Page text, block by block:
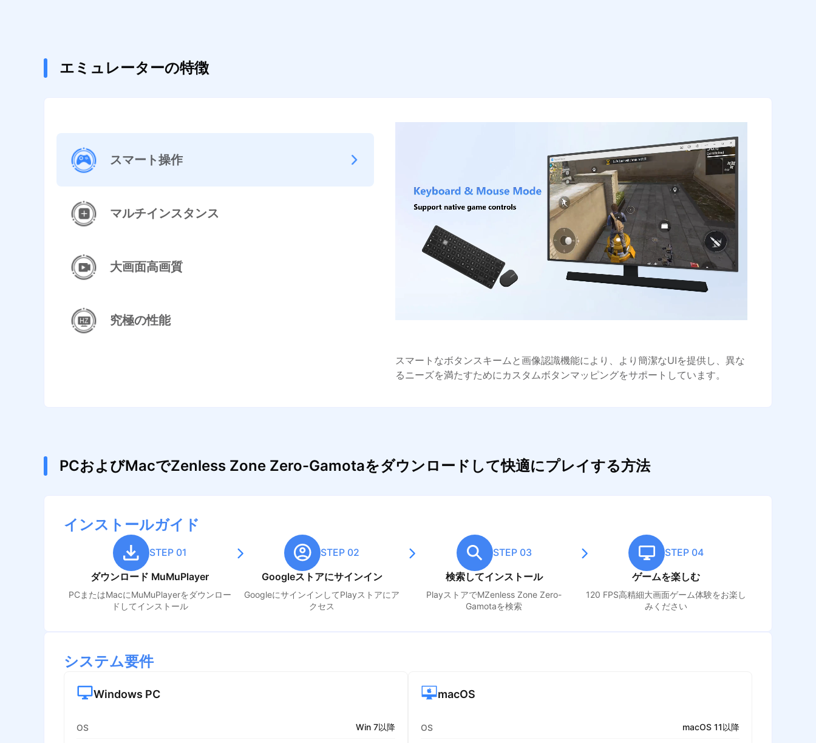
エミュレーターの特徴
スマート操作
マルチインスタンス
大画面高画質
究極の性能
スマートなボタンスキームと画像認識機能により、より簡潔なUIを提供し、異な
るニーズを満たすためにカスタムボタンマッピングをサポートしています。
PCおよびMacでZenless Zone Zero-Gamotaをダウンロードして快適にプレイする方法
インストールガイド
STEP 01
ダウンロード MuMuPlayer
PCまたはMacにMuMuPlayerをダウンロー
ドしてインストール
STEP 02
Googleストアにサインイン
GoogleにサインインしてPlayストアにア
クセス
STEP 03
検索してインストール
PlayストアでMZenless Zone Zero-
Gamotaを検索
STEP 04
ゲームを楽しむ
120 FPS高精細大画面ゲーム体験をお楽し
みください
システム要件
Windows PC
OS Win 7以降
macOS
OS macOS 11以降